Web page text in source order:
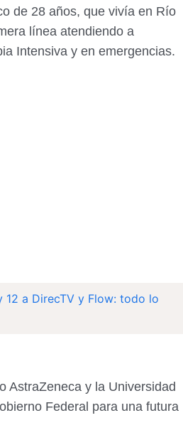
de 28 años, que vivía en Río
línea atendiendo a
Intensiva y en emergencias.
12 a DirecTV y Flow: todo lo
AstraZeneca y la Universidad
Federal para una futura